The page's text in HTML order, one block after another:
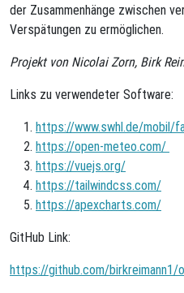
der Zusammenhänge zwischen
Verspätungen zu ermöglichen.
Projekt von Nicolai Zorn, Birk
Links zu verwendeter Software:
https://www.swhl.de/mobil/
https://open-meteo.com/
https://vuejs.org/
https://tailwindcss.com/
https://apexcharts.com/
GitHub Link:
https://github.com/birkreimann1/